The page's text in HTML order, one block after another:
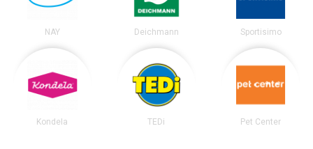
NAY Deichmann Sportisimo
Kondela TEDi Pet Center